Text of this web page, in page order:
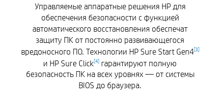
Управляемые аппаратные решения HP для
обеспечения безопасности с функцией
автоматического восстановления обеспечат
защиту ПК от постоянно развивающегося
вредоносного ПО. Технологии HP Sure Start Gen4[3]
и HP Sure Click[4] гарантируют полную
безопасность ПК на всех уровнях — от системы
BIOS до браузера.